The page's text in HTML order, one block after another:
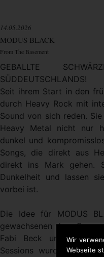
Wir
Webseite
14.05.2026
MODUS BLACK
From The Basement
GEBALLTE
SÜDDEUTSCHLANDS!
Seit ihrem Start in den
durch Heavy Rock mit
Sound von sich reden.
Heavy Metal nicht nur
dunkel und
Songs, die direkt aus
direkt ins Mark gehen.
Dunkelheit und lassen
vorbei ist.
Die Idee für MODUS
gewachsenen Jam
Fabi Beck und
Sessions wurden über